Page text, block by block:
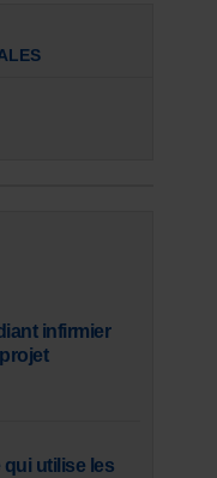
infirmier
qui utilise les